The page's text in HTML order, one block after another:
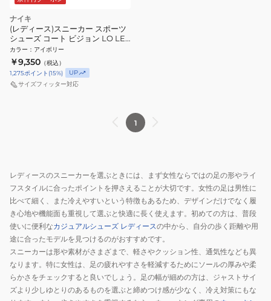
ナイキ
(レディース)スニーカー スポーツ
シューズ コート ビジョン LO LE
アイボリー IB6652-103 スポーツ
カジュアル シューズ
カラー ： アイボリー
￥9,350 （税込）
1,275ポイント (15%)
UP
サイズフィッター対応
1
レディースのスニーカーを選ぶときには、まず女性ならではの足の形やライ
フスタイルに合ったポイントを押さえることが大切です。女性の足は男性に
比べて細く、また冷えやすいという特徴もあるため、デザインだけでなく履
き心地や機能面も重視して選ぶと快適に長く使えます。初めての方は、普段
使いに便利なカジュアルシューズ レディースの中から、自分の歩く距離や用
途に合ったモデルを見つけるのがおすすめです。
スニーカーは形や素材がさまざまで、軽さやクッション性、通気性なども異
なります。特に女性は、足の疲れやすさを軽減するためにソールの厚みや柔
らかさをチェックすると良いでしょう。足の幅が細めの方は、ジャストサイ
ズより少しゆとりのあるものを選ぶと締めつけ感が少なく、冷え対策にもな